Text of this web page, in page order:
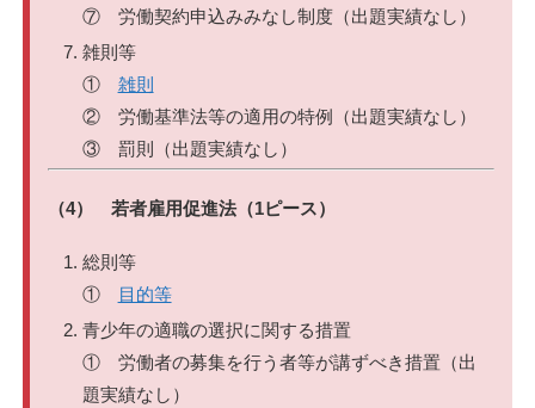
⑦ 労働契約申込みみなし制度（出題実績なし）
雑則等
① 雑則
② 労働基準法等の適用の特例（出題実績なし）
③ 罰則（出題実績なし）
（4） 若者雇用促進法（1ピース）
総則等
①
目的等
青少年の適職の選択に関する措置
① 労働者の募集を行う者等が講ずべき措置（出
題実績なし）